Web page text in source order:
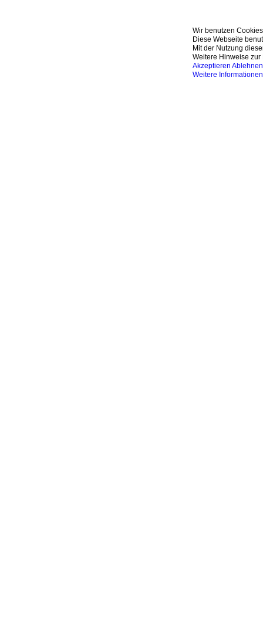
Wir benutzen Cookies
Diese Webseite
Mit der Nutzung
Weitere Hinweise zur
Akzeptieren Ablehnen
Weitere Informationen